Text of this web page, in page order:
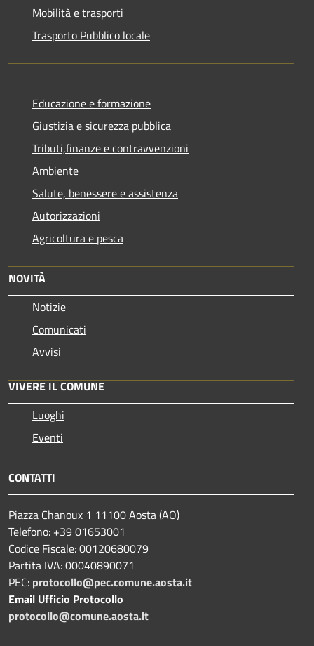
Mobilità e trasporti
Trasporto Pubblico locale
Educazione e formazione
Giustizia e sicurezza pubblica
Tributi,finanze e contravvenzioni
Ambiente
Salute, benessere e assistenza
Autorizzazioni
Agricoltura e pesca
NOVITÀ
Notizie
Comunicati
Avvisi
VIVERE IL COMUNE
Luoghi
Eventi
CONTATTI
Piazza Chanoux 1 11100 Aosta (AO)
Telefono: +39 01653001
Codice Fiscale: 00120680079
Partita IVA: 00040890071
PEC: protocollo@pec.comune.aosta.it
Email Ufficio Protocollo
protocollo@comune.aosta.it